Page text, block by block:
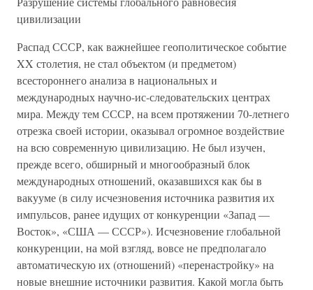
цивилизации
Распад СССР, как важнейшее геополитическое событие
XX столетия, не стал объектом (и предметом)
всестороннего анализа в национальных и
международных научно-ис-следовательских центрах
мира. Между тем СССР, на всем протяжении 70-летнего
отрезка своей истории, оказывал огромное воздействие
на всю современную цивилизацию. Не был изучен,
прежде всего, обширный и многообразный блок
международных отношений, оказавшихся как бы в
вакууме (в силу исчезновения источника развития их
импульсов, ранее идущих от конкуренции «Запад —
Восток», «США — СССР»). Исчезновение глобальной
конкуренции, на мой взгляд, вовсе не предполагало
автоматическую их (отношений) «перенастройку» на
новые внешние источники развития. Какой могла быть